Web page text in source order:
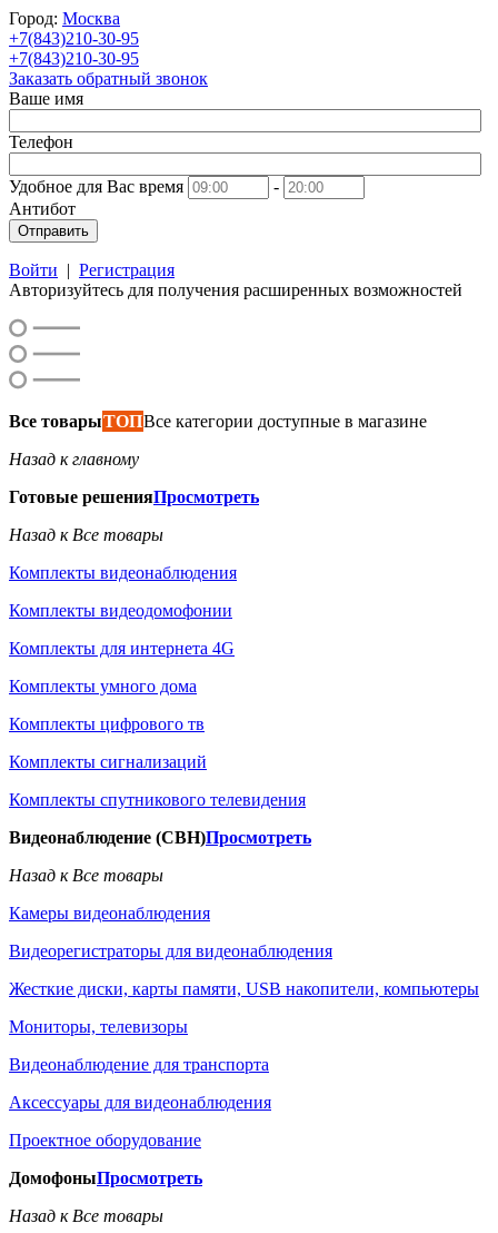
Город: Москва
+7(843)210-30-95
+7(843)210-30-95
Заказать обратный звонок
Ваше имя
Телефон
Удобное для Вас время
-
Антибот
Отправить
Войти | Регистрация
Авторизуйтесь для получения расширенных возможностей
Все товарыТОПВсе категории доступные в магазине
Назад к главному
Готовые решенияПросмотреть
Назад к Все товары
Комплекты видеонаблюдения
Комплекты видеодомофонии
Комплекты для интернета 4G
Комплекты умного дома
Комплекты цифрового тв
Комплекты сигнализаций
Комплекты спутникового телевидения
Видеонаблюдение (СВН)Просмотреть
Назад к Все товары
Камеры видеонаблюдения
Видеорегистраторы для видеонаблюдения
Жесткие диски, карты памяти, USB накопители, компьютеры
Мониторы, телевизоры
Видеонаблюдение для транспорта
Аксессуары для видеонаблюдения
Проектное оборудование
ДомофоныПросмотреть
Назад к Все товары